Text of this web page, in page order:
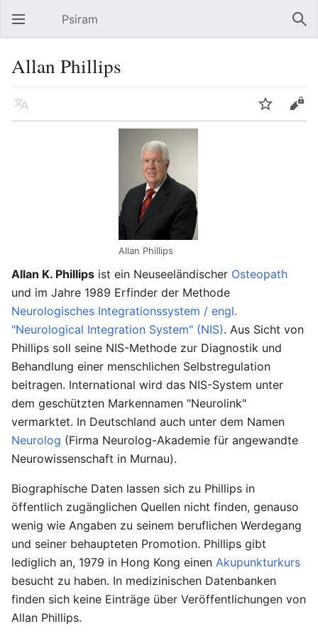
Hauptmenü öffnen Psiram
Allan Phillips
Sprache Beobachten Bearbeiten
Allan Phillips
Allan K. Phillips ist ein Neuseeländischer Osteopath
und im Jahre 1989 Erfinder der Methode
Neurologisches Integrationssystem / engl.
"Neurological Integration System" (NIS). Aus Sicht von
Phillips soll seine NIS-Methode zur Diagnostik und
Behandlung einer menschlichen Selbstregulation
beitragen. International wird das NIS-System unter
dem geschützten Markennamen "Neurolink"
vermarktet. In Deutschland auch unter dem Namen
Neurolog (Firma Neurolog-Akademie für angewandte
Neurowissenschaft in Murnau).
Biographische Daten lassen sich zu Phillips in
öffentlich zugänglichen Quellen nicht finden, genauso
wenig wie Angaben zu seinem beruflichen Werdegang
und seiner behaupteten Promotion. Phillips gibt
lediglich an, 1979 in Hong Kong einen Akupunkturkurs
besucht zu haben. In medizinischen Datenbanken
finden sich keine Einträge über Veröffentlichungen von
Allan Phillips.